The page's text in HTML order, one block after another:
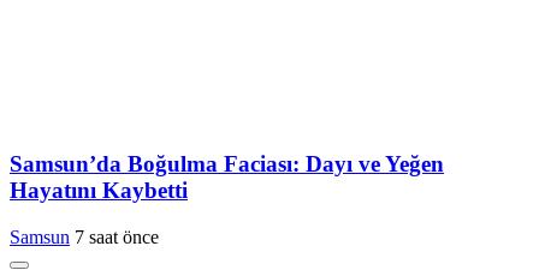
Samsun’da Boğulma Faciası: Dayı ve Yeğen
Hayatını Kaybetti
Samsun 7 saat önce